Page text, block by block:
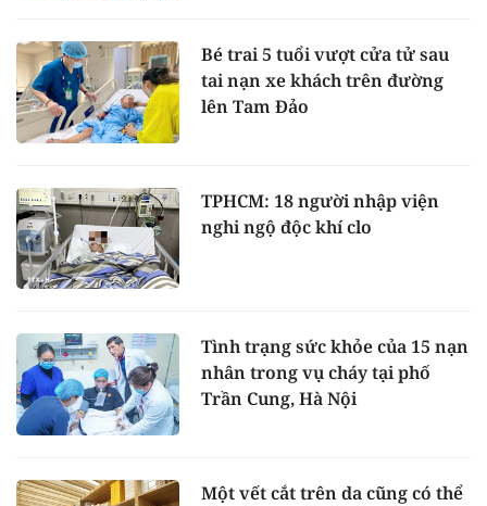
Bé trai 5 tuổi vượt cửa tử sau
tai nạn xe khách trên đường
lên Tam Đảo
TPHCM: 18 người nhập viện
nghi ngộ độc khí clo
Tình trạng sức khỏe của 15 nạn
nhân trong vụ cháy tại phố
Trần Cung, Hà Nội
Một vết cắt trên da cũng có thể